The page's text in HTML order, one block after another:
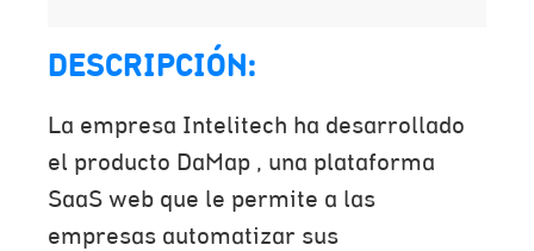
DESCRIPCIÓN:
La empresa Intelitech ha desarrollado
el producto DaMap , una plataforma
SaaS web que le permite a las
empresas automatizar sus